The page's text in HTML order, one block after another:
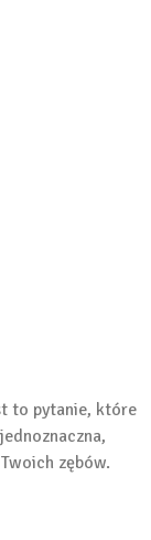
to pytanie, które
zębów.